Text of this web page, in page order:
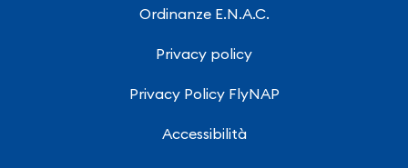
Ordinanze E.N.A.C.
Privacy policy
Privacy Policy FlyNAP
Accessibilità